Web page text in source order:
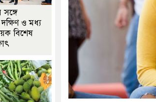
সঙ্গে
দক্ষিণ ও মধ্য
বিশেষ